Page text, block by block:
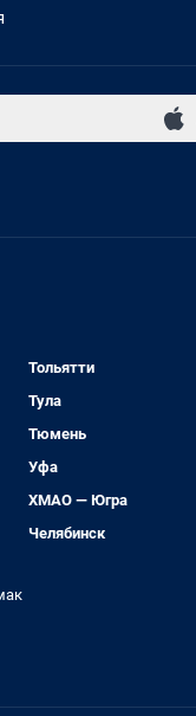
Тольятти
Тула
Тюмень
Уфа
ХМАО — Югра
Челябинск